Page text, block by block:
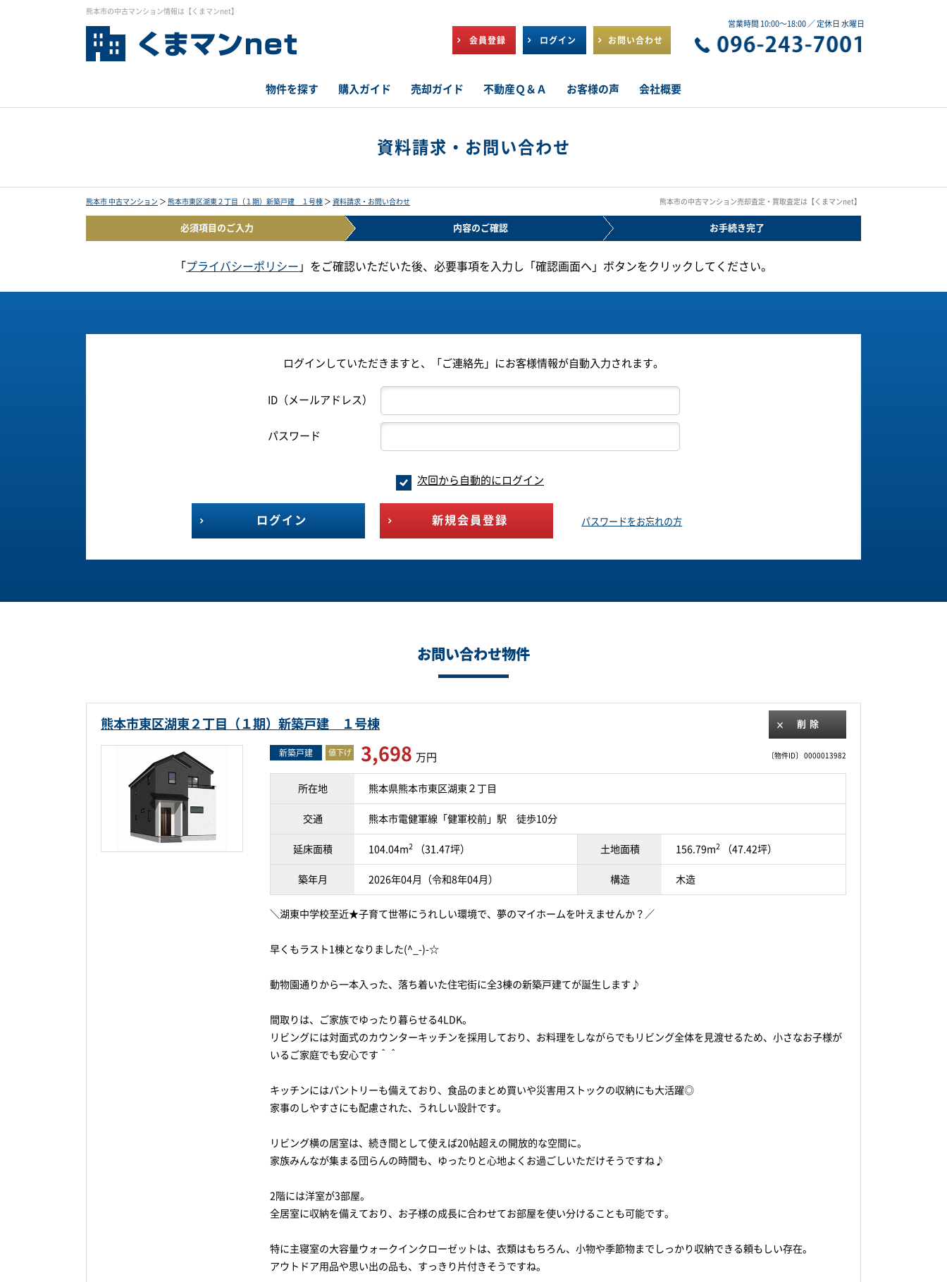
熊本市の中古マンション情報は【くまマンnet】
会員登録 ログイン お問い合わせ
営業時間 10:00～18:00 ／ 定休日 水曜日
物件を探す 購入ガイド 売却ガイド 不動産Ｑ＆Ａ お客様の声 会社概要
資料請求・お問い合わせ
熊本市 中古マンション ＞ 熊本市東区湖東２丁目（１期）新築戸建 １号棟 ＞ 資料請求・お問い合わせ 熊本市の中古マンション売却査定・買取査定は【くまマンnet】
必須項目のご入力 内容のご確認 お手続き完了
「 プライバシーポリシー 」をご確認いただいた後、必要事項を入力し「確認画面へ」ボタンをクリックしてください。
ログインしていただきますと、「ご連絡先」にお客様情報が自動入力されます。
ID（メールアドレス）
パスワード
次回から自動的にログイン
ログイン 新規会員登録 パスワードをお忘れの方
お問い合わせ物件
熊本市東区湖東２丁目（１期）新築戸建 １号棟 削除
〔物件ID〕 0000013982
新築戸建 値下げ 3,698 万円
所在地 熊本県熊本市東区湖東２丁目
交通 熊本市電健軍線「健軍校前」駅 徒歩10分
延床面積 104.04m2 （31.47坪） 土地面積 156.79m2 （47.42坪）
築年月 2026年04月（令和8年04月） 構造 木造
＼湖東中学校至近★子育て世帯にうれしい環境で、夢のマイホームを叶えませんか？／
早くもラスト1棟となりました(^_-)-☆
動物園通りから一本入った、落ち着いた住宅街に全3棟の新築戸建てが誕生します♪
間取りは、ご家族でゆったり暮らせる4LDK。
リビングには対面式のカウンターキッチンを採用しており、お料理をしながらでもリビング全体を見渡せるため、小さなお子様が
いるご家庭でも安心です＾＾
キッチンにはパントリーも備えており、食品のまとめ買いや災害用ストックの収納にも大活躍◎
家事のしやすさにも配慮された、うれしい設計です。
リビング横の居室は、続き間として使えば20帖超えの開放的な空間に。
家族みんなが集まる団らんの時間も、ゆったりと心地よくお過ごしいただけそうですね♪
2階には洋室が3部屋。
全居室に収納を備えており、お子様の成長に合わせてお部屋を使い分けることも可能です。
特に主寝室の大容量ウォークインクローゼットは、衣類はもちろん、小物や季節物までしっかり収納できる頼もしい存在。
アウトドア用品や思い出の品も、すっきり片付きそうですね。